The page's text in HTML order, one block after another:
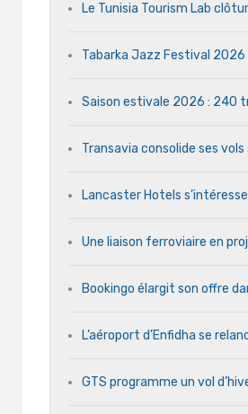
Le Tunisia Tourism Lab
Tabarka Jazz Festival 2026
Saison estivale 2026 : 240
Transavia consolide ses
Lancaster Hotels
Une liaison ferroviaire en
Bookingo élargit son offre
L’aéroport d’Enfidha se
GTS programme un vol